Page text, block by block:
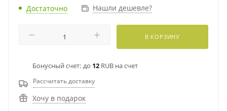
Достаточно Нашли дешевле?
В КОРЗИНУ
Бонусный счет: до 12 RUB на счет
Рассчитать доставку
Хочу в подарок